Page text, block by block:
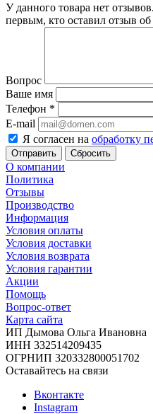
У данного товара нет
первым, кто оставил отзыв об
Вопрос
Ваше имя
Телефон *
E-mail
Я согласен на обработку
Сбросить
О компании
Политика
Отзывы
Производство
Информация
Условия оплаты
Условия доставки
Условия возврата
Условия гарантии
Акции
Помощь
Вопрос-ответ
Карта сайта
ИП Дымова Ольга Ивановна
ИНН 332514209435
ОГРНИП 320332800051702
Оставайтесь на связи
Вконтакте
Instagram